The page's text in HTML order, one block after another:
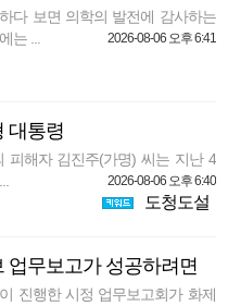
다 보면 의학의 발전에 감사하는
는 ...
2026-08-06 오후 6:41
대통령
피해자 김진주(가명) 씨는 지난 4
2026-08-06 오후 6:40
도청도설
업무보고가 성공하려면
진행한 시정 업무보고회가 화제